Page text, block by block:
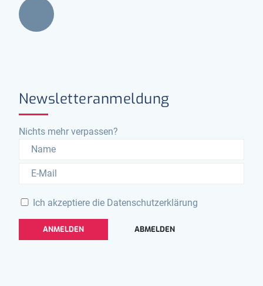
Newsletteranmeldung
Nichts mehr verpassen?
Ich akzeptiere die Datenschutzerklärung